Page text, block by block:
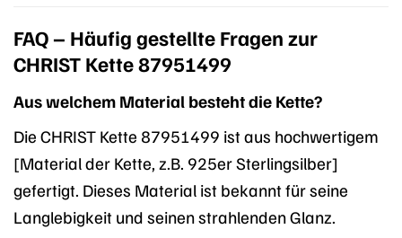
FAQ – Häufig gestellte Fragen zur
CHRIST Kette 87951499
Aus welchem Material besteht die Kette?
Die CHRIST Kette 87951499 ist aus hochwertigem
[Material der Kette, z.B. 925er Sterlingsilber]
gefertigt. Dieses Material ist bekannt für seine
Langlebigkeit und seinen strahlenden Glanz.